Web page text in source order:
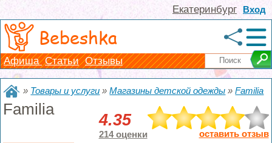
Вход
Екатеринбург
Bebeshka
Афиша Статьи Отзывы
» Товары и услуги »Магазины детской одежды »Familia
Familia
4.35
214 оценки оставить отзыв